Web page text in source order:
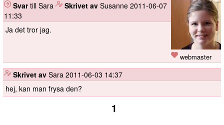
webmaster
Svartill Sara Skrivet av Susanne 2011-06-07
11:33
Ja det tror jag.
Skrivet av Sara 2011-06-03 14:37
hej, kan man frysa den?
1